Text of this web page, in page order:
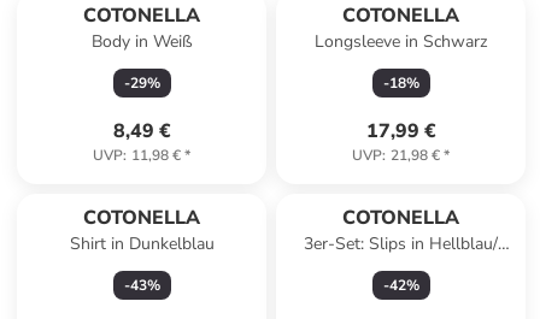
COTONELLA
Body in Weiß
-29%
8,49 €
UVP: 11,98 €*
COTONELLA
Longsleeve in Schwarz
-18%
17,99 €
UVP: 21,98 €*
COTONELLA
Shirt in Dunkelblau
-43%
COTONELLA
3er-Set: Slips in Hellblau/
Weiß
-42%